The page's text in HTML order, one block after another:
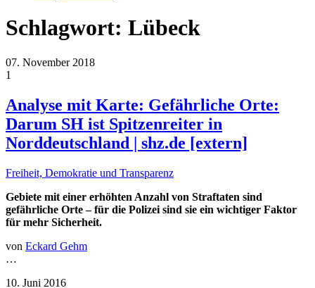
Schlagwort: Lübeck
07. November 2018
1
Analyse mit Karte: Gefährliche Orte:
Darum SH ist Spitzenreiter in
Norddeutschland | shz.de [extern]
Freiheit, Demokratie und Transparenz
Gebiete mit einer erhöhten Anzahl von Straftaten sind
gefährliche Orte – für die Polizei sind sie ein wichtiger Faktor
für mehr Sicherheit.
von Eckard Gehm
…
10. Juni 2016